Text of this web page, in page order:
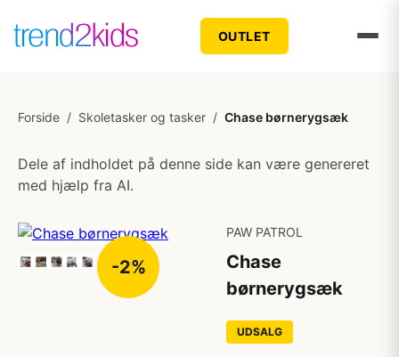
OUTLET
Forside / Skoletasker og tasker / Chase børnerygsæk
Dele af indholdet på denne side kan være genereret
med hjælp fra AI.
-2%
PAW PATROL
Chase
børnerygsæk
UDSALG